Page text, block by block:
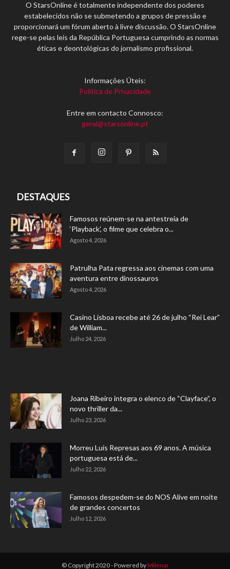
O StarsOnline é totalmente independente dos poderes
estabelecidos não se submetendo a grupos de pressão e
proporcionará um fórum aberto à livre discussão. O StarsOnline
rege-se pelas leis da República Portuguesa cumprindo as normas
éticas e deontológicas do jornalismo profissional.
Informações Úteis:
Política de Privacidade
Entre em contacto Connosco:
geral@starsonline.pt
DESTAQUES
Famosos reúnem-se na antestreia de
‘Playback’, o filme que celebra o...
Agosto 4, 2026
Patrulha Pata regressa aos cinemas com uma
aventura entre dinossauros
Agosto 4, 2026
Casino Lisboa recebe até 26 de julho “Rei Lear”
de William...
Julho 24, 2026
Joana Ribeiro integra o elenco de “Clayface”, o
novo thriller da...
Julho 23, 2026
Morreu Luís Represas aos 69 anos. A música
portuguesa está de...
Julho 22, 2026
Famosos despedem-se do NOS Alive em noite
de grandes concertos
Julho 12, 2026
© Copyright 2020 - Powered byMilenar